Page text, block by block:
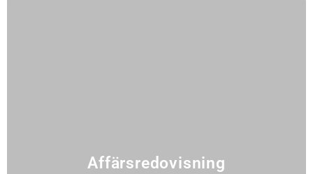
Affärsredovisning